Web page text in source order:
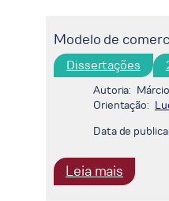
opções
reais
como
na
um
Modelo de
Dissertações
Autoria:
Orientação:
Data de
Leia mais
Modelo